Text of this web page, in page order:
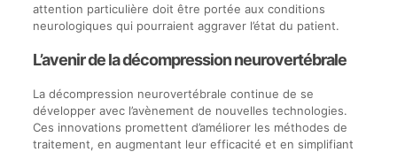
attention particulière doit être portée aux conditions
neurologiques qui pourraient aggraver l’état du patient.
L’avenir de la décompression neurovertébrale
La décompression neurovertébrale continue de se
développer avec l’avènement de nouvelles technologies.
Ces innovations promettent d’améliorer les méthodes de
traitement, en augmentant leur efficacité et en simplifiant